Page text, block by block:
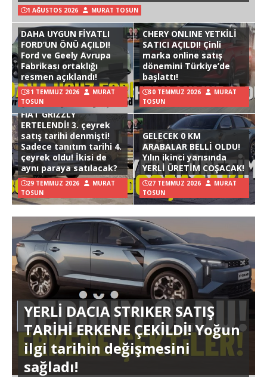
1 AĞUSTOS 2026 MURAT TOSUN
DAHA UYGUN FİYATLI
FORD’UN ÖNÜ AÇILDI!
Ford ve Geely Avrupa
Fabrikası ortaklığı
resmen açıklandı!
31 TEMMUZ 2026
MURAT
TOSUN
CHERY ONLINE YETKİLİ
SATICI AÇILDI! Çinli
marka online satış
dönemini Türkiye’de
başlattı!
30 TEMMUZ 2026
MURAT
TOSUN
FIAT GRIZZLY
ERTELENDİ! 3. çeyrek
satış tarihi denmişti!
Sadece tanıtım tarihi 4.
çeyrek oldu! İkisi de
aynı paraya satılacak?
29 TEMMUZ 2026
MURAT
TOSUN
GELECEK 0 KM
ARABALAR BELLİ OLDU!
Yılın ikinci yarısında
YERLİ ÜRETİM COŞACAK!
27 TEMMUZ 2026
MURAT
TOSUN
YERLİ DACIA STRIKER SATIŞ
TARİHİ ERKENE ÇEKİLDİ! Yoğun
ilgi tarihin değişmesini
sağladı!